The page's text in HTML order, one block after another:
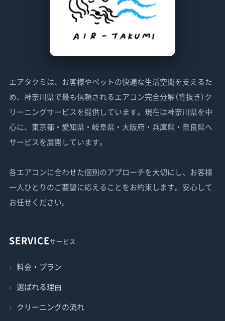
エアタクミは、お客様やペットの快適な生活空間を支えるた
め、神奈川県で最も信頼されるエアコン完全分解（背抜き）ク
リーニングサービスを提供しています。現在は神奈川県を中
心に、東京都・愛知県・岐阜県・大阪府・兵庫県・奈良県へ
サービスを展開しています。
各エアコンに合わせた個別のアプローチを大切にし、お客様
一人ひとりのご要望に応えることをお約束します。安心して
お任せください。
SERVICEサービス
料金・プラン
選ばれる理由
クリーニングの流れ